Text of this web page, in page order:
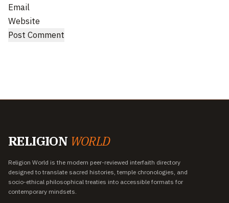
Email
Website
RELIGION WORLD
Religion World is the modern peer-reviewed interfaith directory
designed to translate sacred histories, temple chronologies, and
socio-ethical philosophical treaties into accessible formats for
contemporary mindsets.